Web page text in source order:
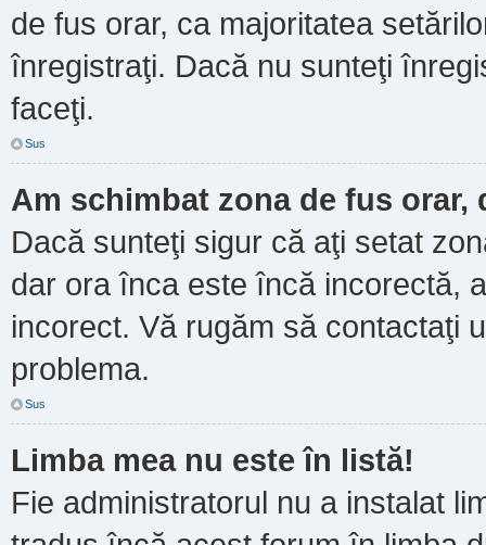
de fus orar, ca majoritatea
înregistraţi. Dacă nu sunteţi
faceţi.
Sus
Am schimbat zona de fus orar,
Dacă sunteţi sigur că aţi setat
dar ora înca este încă incorectă,
incorect. Vă rugăm să contactaţi
problema.
Sus
Limba mea nu este în listă!
Fie administratorul nu a instalat